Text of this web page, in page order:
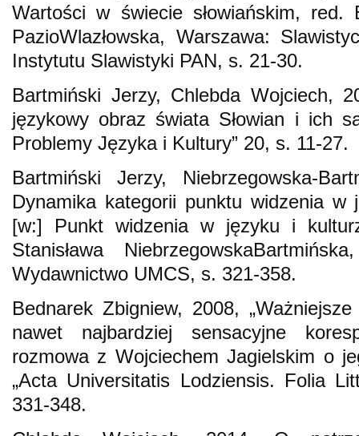
Wartości w świecie słowiańskim, red.
PazioWlazłowska, Warszawa:
Instytutu Slawistyki PAN, s. 21-30.
Bartmiński Jerzy, Chlebda Wojciech,
językowy obraz świata Słowian i ich
Problemy Języka i Kultury” 20, s. 11-27.
Bartmiński Jerzy, Niebrzegowska-
Dynamika kategorii punktu widzenia
[w:] Punkt widzenia w języku i
Stanisława
Wydawnictwo UMCS, s. 321-358.
Bednarek Zbigniew, 2008,
nawet najbardziej sensacyjne
rozmowa z Wojciechem Jagielskim o
„Acta Universitatis Lodziensis. Folia
331-348.